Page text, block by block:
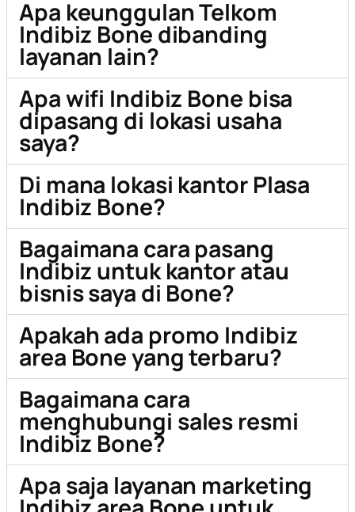
Apa keunggulan Telkom
Indibiz Bone dibanding
layanan lain?
Apa wifi Indibiz Bone bisa
dipasang di lokasi usaha
saya?
Di mana lokasi kantor Plasa
Indibiz Bone?
Bagaimana cara pasang
Indibiz untuk kantor atau
bisnis saya di Bone?
Apakah ada promo Indibiz
area Bone yang terbaru?
Bagaimana cara
menghubungi sales resmi
Indibiz Bone?
Apa saja layanan marketing